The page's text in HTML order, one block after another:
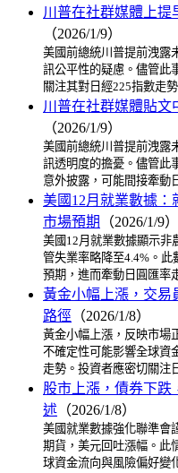
川普在社群媒體上提
（2026/1/9）
美國前總統川普提前洩露
訊公平性的疑慮。儘管此
關注其對日經225指數走
川普在社群媒體貼文
（2026/1/9）
美國前總統川普提前洩露
訊透明度的擔憂。儘管此
意外披露，可能間接牽動
美國12月就業數據：
市場預期
（2026/1/9）
美國12月就業數據顯示非
管失業率略降至4.4%。
預期，進而牽動日圓匯率
黃金小幅上漲，交易
路徑 （2026/1/8）
黃金小幅上漲，反映市場
不確定性可能影響全球資
走勢。投資者應密切關注
股市上漲，債券下跌
述 （2026/1/8）
美國就業數據強化聯準會
期貨，美元回吐漲幅。此
球資金流向與風險偏好變